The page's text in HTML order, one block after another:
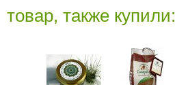
товар, также купили: